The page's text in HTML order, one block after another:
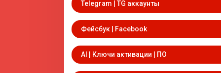
Telegram | TG аккаунты
Фейсбук | Facebook
AI | Ключи активации | ПО